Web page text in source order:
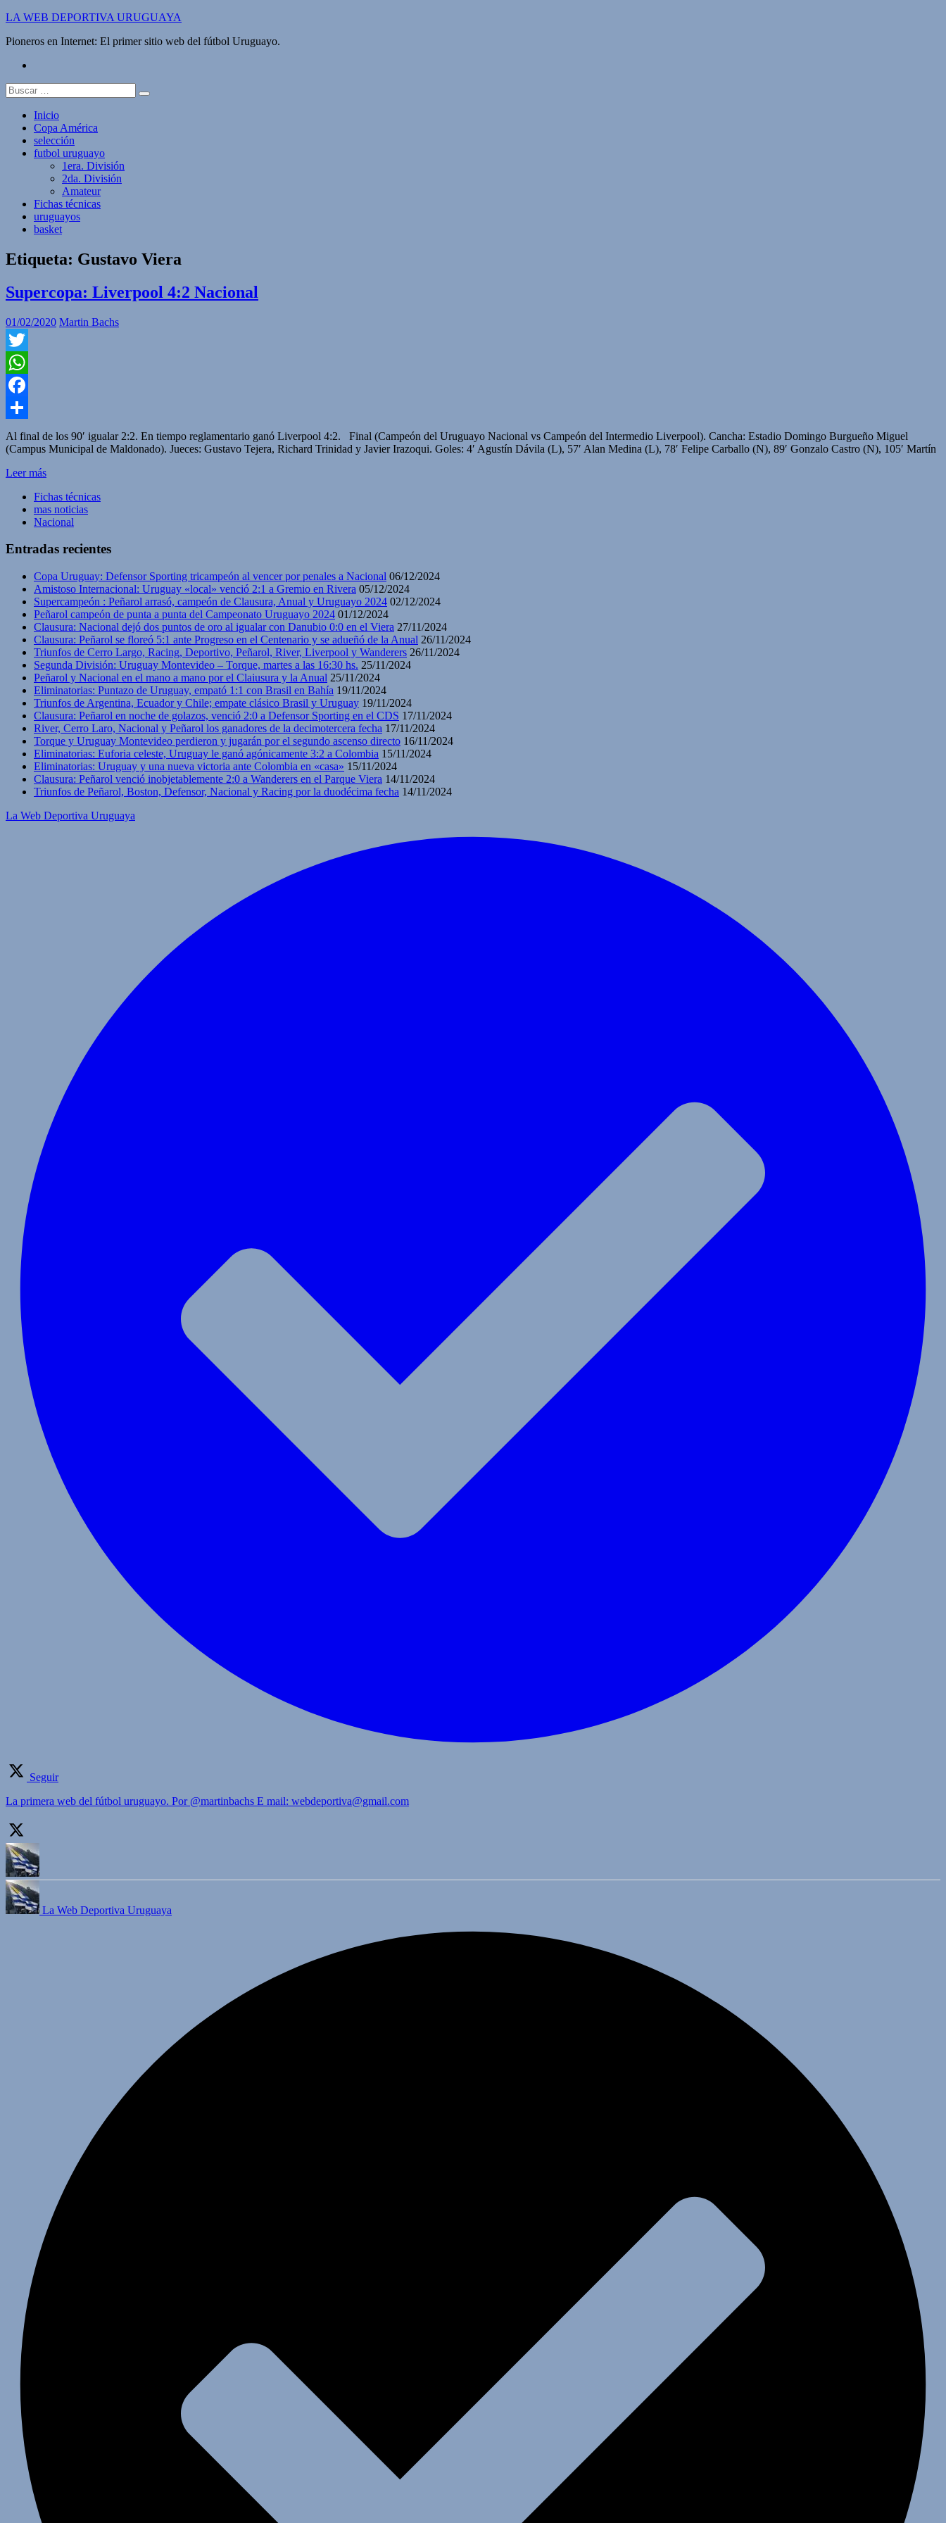
Saltar
contenido
LA WEB DEPORTIVA URUGUAYA
Pioneros en Internet: El primer sitio web del fútbol Uruguayo.
Buscar:
Inicio
Copa América
selección
futbol uruguayo
1era. División
2da. División
Amateur
Fichas técnicas
uruguayos
basket
Etiqueta: Gustavo Viera
Supercopa: Liverpool 4:2 Nacional
01/02/2020 Martin Bachs
Twitter
WhatsApp
Facebook
Compartir
Al final de los 90′ igualar 2:2. En tiempo reglamentario ganó Liverpool 4:2. Final (Campeón del Uruguayo Nacional vs Campeón del Intermedio Liverpool). Cancha: Estadio Domingo Burgueño Miguel
(Campus Municipal de Maldonado). Jueces: Gustavo Tejera, Richard Trinidad y Javier Irazoqui. Goles: 4′ Agustín Dávila (L), 57′ Alan Medina (L), 78′ Felipe Carballo (N), 89′ Gonzalo Castro (N), 105′ Martín
Leer más
Fichas técnicas
mas noticias
Nacional
Entradas recientes
Copa Uruguay: Defensor Sporting tricampeón al vencer por penales a Nacional 06/12/2024
Amistoso Internacional: Uruguay «local» venció 2:1 a Gremio en Rivera 05/12/2024
Supercampeón : Peñarol arrasó, campeón de Clausura, Anual y Uruguayo 2024 02/12/2024
Peñarol campeón de punta a punta del Campeonato Uruguayo 2024 01/12/2024
Clausura: Nacional dejó dos puntos de oro al igualar con Danubio 0:0 en el Viera 27/11/2024
Clausura: Peñarol se floreó 5:1 ante Progreso en el Centenario y se adueñó de la Anual 26/11/2024
Triunfos de Cerro Largo, Racing, Deportivo, Peñarol, River, Liverpool y Wanderers 26/11/2024
Segunda División: Uruguay Montevideo – Torque, martes a las 16:30 hs. 25/11/2024
Peñarol y Nacional en el mano a mano por el Claiusura y la Anual 25/11/2024
Eliminatorias: Puntazo de Uruguay, empató 1:1 con Brasil en Bahía 19/11/2024
Triunfos de Argentina, Ecuador y Chile; empate clásico Brasil y Uruguay 19/11/2024
Clausura: Peñarol en noche de golazos, venció 2:0 a Defensor Sporting en el CDS 17/11/2024
River, Cerro Laro, Nacional y Peñarol los ganadores de la decimotercera fecha 17/11/2024
Torque y Uruguay Montevideo perdieron y jugarán por el segundo ascenso directo 16/11/2024
Eliminatorias: Euforia celeste, Uruguay le ganó agónicamente 3:2 a Colombia 15/11/2024
Eliminatorias: Uruguay y una nueva victoria ante Colombia en «casa» 15/11/2024
Clausura: Peñarol venció inobjetablemente 2:0 a Wanderers en el Parque Viera 14/11/2024
Triunfos de Peñarol, Boston, Defensor, Nacional y Racing por la duodécima fecha 14/11/2024
La Web Deportiva Uruguaya
Seguir
La primera web del fútbol uruguayo. Por @martinbachs E mail: webdeportiva@gmail.com
La Web Deportiva Uruguaya